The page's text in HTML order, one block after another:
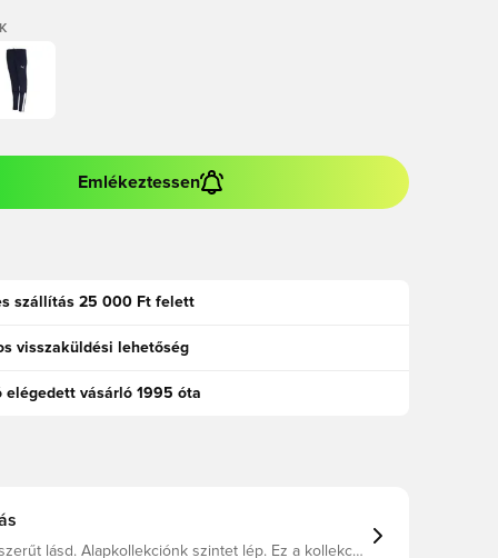
Emlékeztessen
szállítás 25 000 Ft felett
visszaküldési lehetőség
elégedett vásárló 1995 óta
lásd. Alapkollekciónk szintet lép. Ez a kollekció